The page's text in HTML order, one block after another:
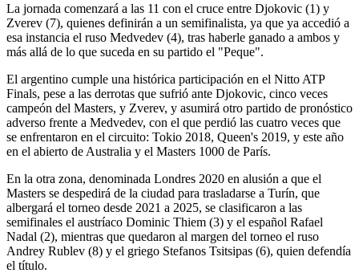
La jornada comenzará a las 11 con el cruce entre Djokovic (1) y
Zverev (7), quienes definirán a un semifinalista, ya que ya accedió a
esa instancia el ruso Medvedev (4), tras haberle ganado a ambos y
más allá de lo que suceda en su partido el "Peque".
El argentino cumple una histórica participación en el Nitto ATP
Finals, pese a las derrotas que sufrió ante Djokovic, cinco veces
campeón del Masters, y Zverev, y asumirá otro partido de pronóstico
adverso frente a Medvedev, con el que perdió las cuatro veces que
se enfrentaron en el circuito: Tokio 2018, Queen's 2019, y este año
en el abierto de Australia y el Masters 1000 de París.
En la otra zona, denominada Londres 2020 en alusión a que el
Masters se despedirá de la ciudad para trasladarse a Turín, que
albergará el torneo desde 2021 a 2025, se clasificaron a las
semifinales el austríaco Dominic Thiem (3) y el español Rafael
Nadal (2), mientras que quedaron al margen del torneo el ruso
Andrey Rublev (8) y el griego Stefanos Tsitsipas (6), quien defendía
el título.